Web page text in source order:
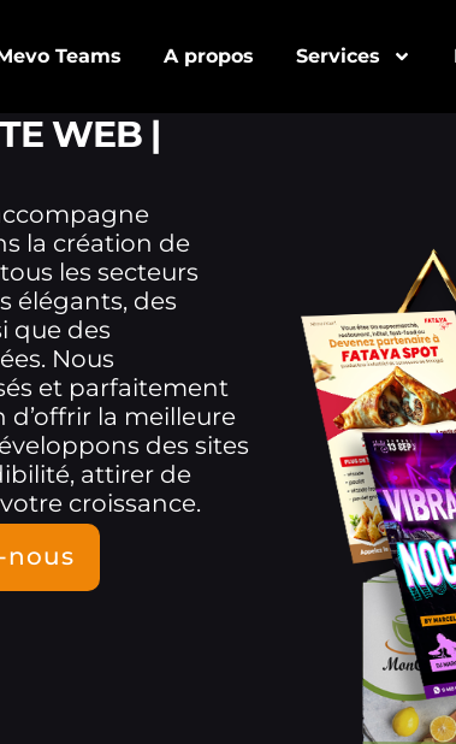
Teams A propos Services
WEB |
la création de
les secteurs
élégants, des
que des
Nous
et parfaitement
la meilleure
des sites
attirer de
croissance.
nous